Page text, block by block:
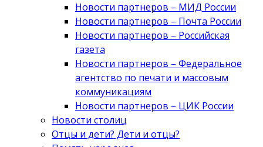
Новости партнеров – МИД России
Новости партнеров – Почта России
Новости партнеров – Российская
газета
Новости партнеров – Федеральное
агентство по печати и массовым
коммуникациям
Новости партнеров – ЦИК России
Новости столиц
Отцы и дети? Дети и отцы?